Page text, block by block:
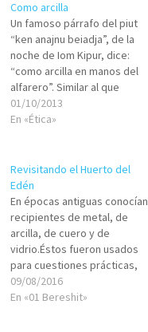
Como arcilla
Un famoso párrafo del piut
“ken anajnu beiadja”, de la
noche de Iom Kipur, dice:
“como arcilla en manos del
alfarero”. Similar al que
encontramos en el musaf,
casi al comienzo de la Amidá
manos del alfarero”. Unos
renglones antes,…
01/10/2013
En «Ética»
Revisitando el Huerto del
Edén
En épocas antiguas conocían
recipientes de metal, de
arcilla, de cuero y de
vidrio.Éstos fueron usados
para cuestiones prácticas,
para decoración, como
objetos simbólicos y también
09/08/2016
En «01 Bereshit»